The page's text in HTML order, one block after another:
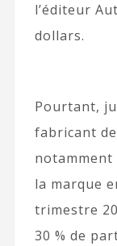
l’éditeur
dollars.
Pourtant,
fabricant de
notamment
la marque
trimestre
30 % de